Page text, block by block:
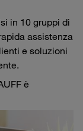
in 10 gruppi di
assistenza
e soluzioni
è